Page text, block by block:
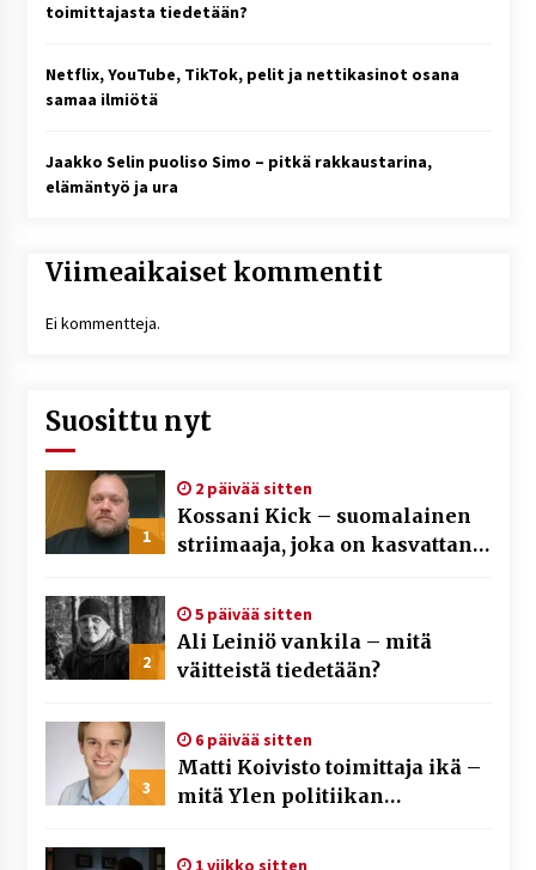
toimittajasta tiedetään?
Netflix, YouTube, TikTok, pelit ja nettikasinot osana
samaa ilmiötä
Jaakko Selin puoliso Simo – pitkä rakkaustarina,
elämäntyö ja ura
Viimeaikaiset kommentit
Ei kommentteja.
Suosittu nyt
1
2 päivää sitten
Kossani Kick – suomalainen
striimaaja, joka on kasvattanut
2
5 päivää sitten
Ali Leiniö vankila – mitä
väitteistä tiedetään?
3
6 päivää sitten
Matti Koivisto toimittaja ikä –
mitä Ylen politiikan
1 viikko sitten